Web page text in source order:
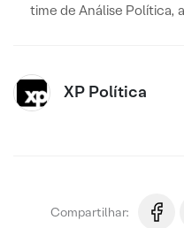
time de Análise Política,
XP Política
Compartilhar: